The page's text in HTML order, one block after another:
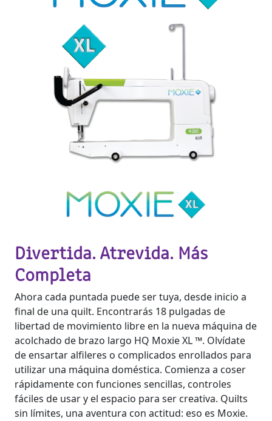
Divertida. Atrevida. Más
Completa
Ahora cada puntada puede ser tuya, desde inicio a
final de una quilt. Encontrarás 18 pulgadas de
libertad de movimiento libre en la nueva máquina de
acolchado de brazo largo HQ Moxie XL ™. Olvídate
de ensartar alfileres o complicados enrollados para
utilizar una máquina doméstica. Comienza a coser
rápidamente con funciones sencillas, controles
fáciles de usar y el espacio para ser creativa. Quilts
sin límites, una aventura con actitud: eso es Moxie.